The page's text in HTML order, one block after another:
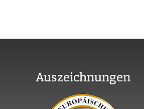
Auszeichnungen